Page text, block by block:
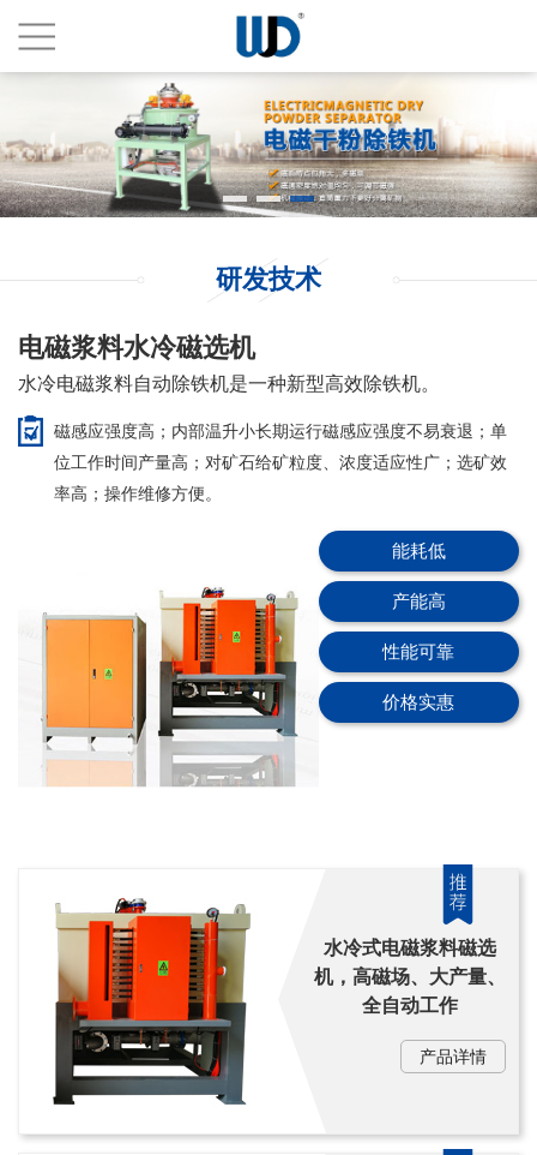
研发技术
电磁浆料水冷磁选机
水冷电磁浆料自动除铁机是一种新型高效除铁机。
磁感应强度高；内部温升小长期运行磁感应强度不易衰退；单
位工作时间产量高；对矿石给矿粒度、浓度适应性广；选矿效
率高；操作维修方便。
能耗低
产能高
性能可靠
价格实惠
水冷式电磁浆料磁选
机，高磁场、大产量、
全自动工作
产品详情